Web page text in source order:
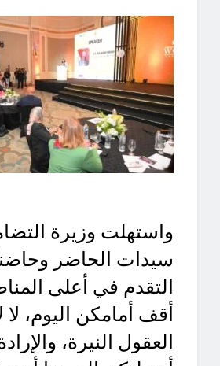
واستهلت وزيرة
سيدات الحاضر
التقدم في أعلى
أقف أمامكن اليوم،
العقول النيرة،